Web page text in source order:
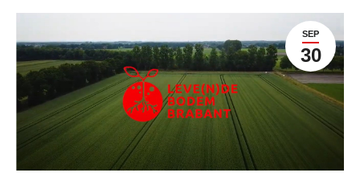
SEP
30